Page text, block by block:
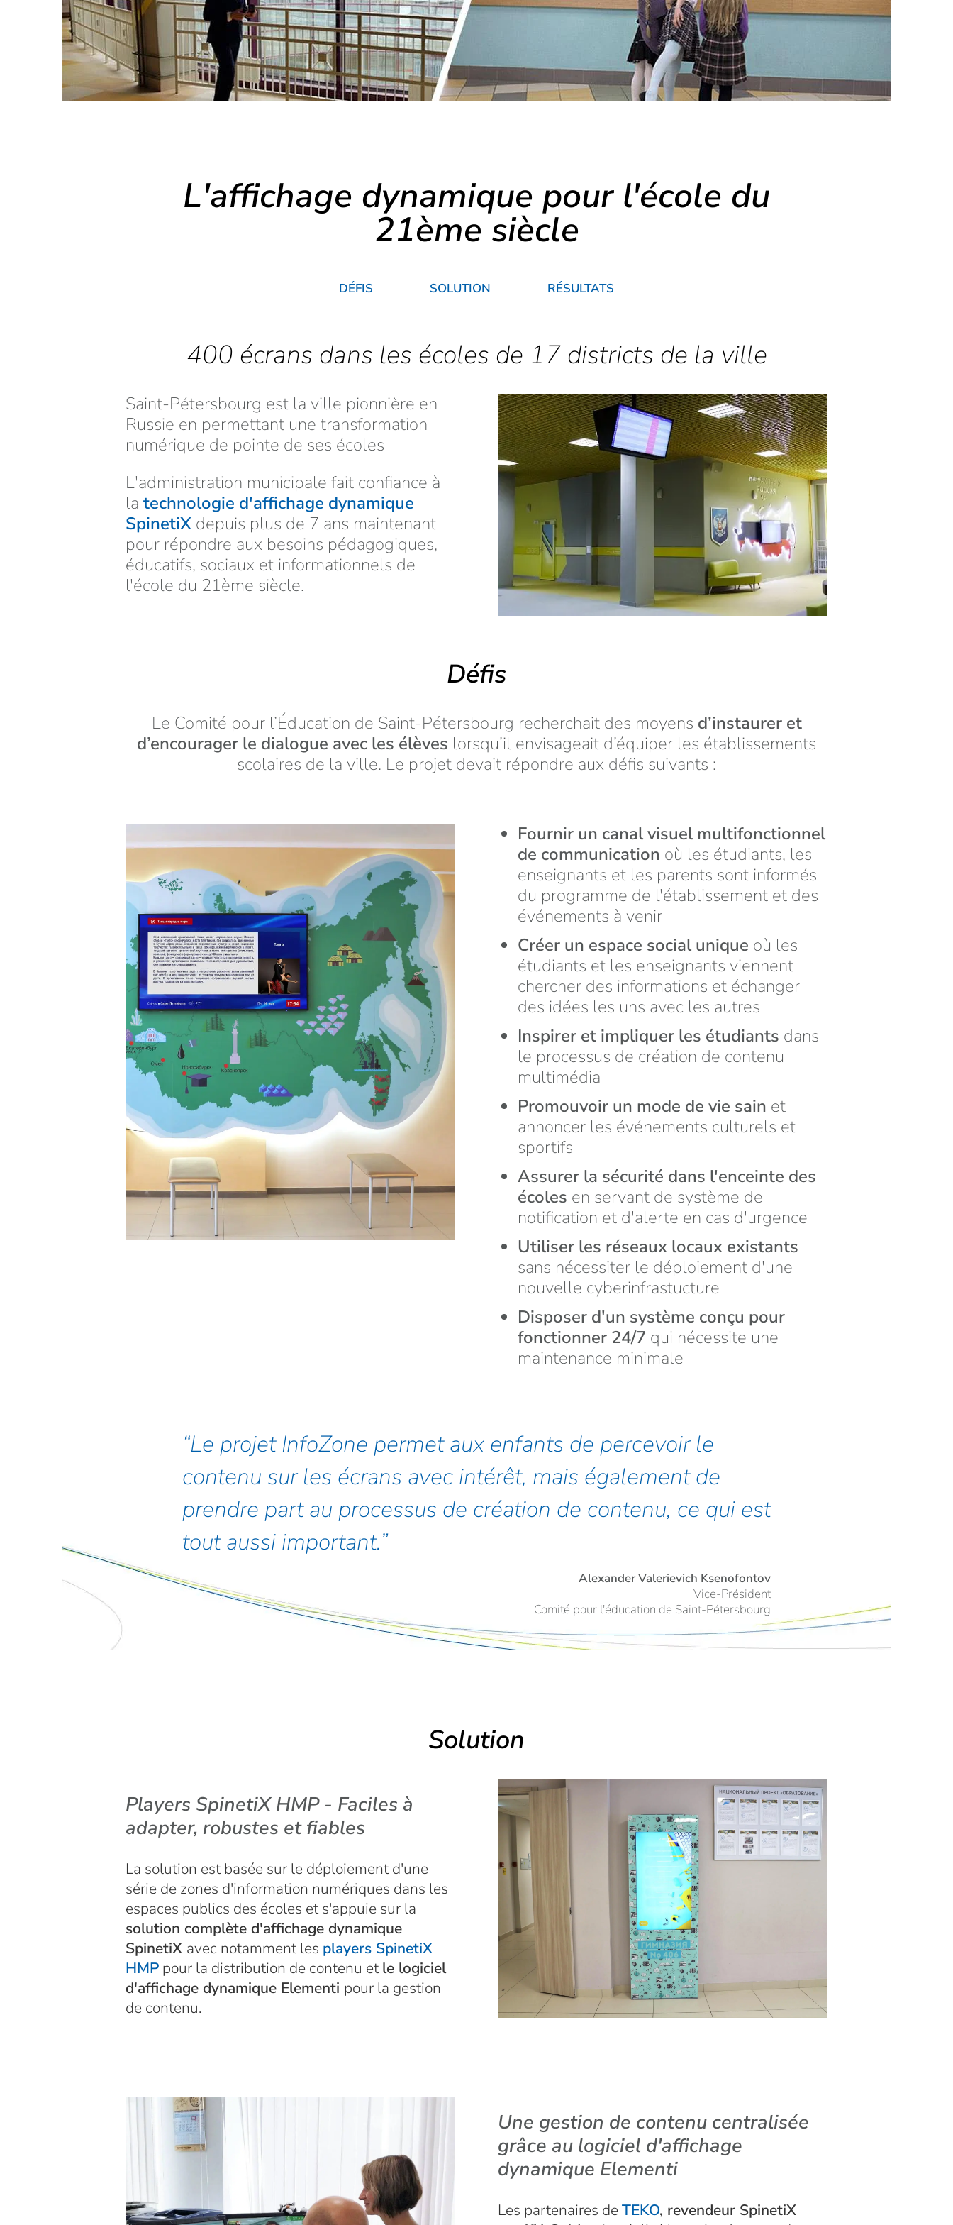
L'affichage dynamique pour l'école du
21ème siècle
DÉFIS SOLUTION RÉSULTATS
400 écrans dans les écoles de 17 districts de la ville
Saint-Pétersbourg est la ville pionnière en
Russie en permettant une transformation
numérique de pointe de ses écoles
L'administration municipale fait confiance à
la technologie d'affichage dynamique
SpinetiX depuis plus de 7 ans maintenant
pour répondre aux besoins pédagogiques,
éducatifs, sociaux et informationnels de
l'école du 21ème siècle.
Défis
Le Comité pour l’Éducation de Saint-Pétersbourg recherchait des moyens d’instaurer et
d’encourager le dialogue avec les élèves lorsqu’il envisageait d’équiper les établissements
scolaires de la ville. Le projet devait répondre aux défis suivants :
Fournir un canal visuel multifonctionnel
de communication où les étudiants, les
enseignants et les parents sont informés
du programme de l'établissement et des
événements à venir
Créer un espace social unique où les
étudiants et les enseignants viennent
chercher des informations et échanger
des idées les uns avec les autres
Inspirer et impliquer les étudiants dans
le processus de création de contenu
multimédia
Promouvoir un mode de vie sain et
annoncer les événements culturels et
sportifs
Assurer la sécurité dans l'enceinte des
écoles en servant de système de
notification et d'alerte en cas d'urgence
Utiliser les réseaux locaux existants
sans nécessiter le déploiement d'une
nouvelle cyberinfrastucture
Disposer d'un système conçu pour
fonctionner 24/7 qui nécessite une
maintenance minimale
Le projet InfoZone permet aux enfants de percevoir le
contenu sur les écrans avec intérêt, mais également de
prendre part au processus de création de contenu, ce qui est
tout aussi important.
Alexander Valerievich Ksenofontov
Vice-Président
Comité pour l'éducation de Saint-Pétersbourg
Solution
Players SpinetiX HMP - Faciles à
adapter, robustes et fiables
La solution est basée sur le déploiement d'une
série de zones d'information numériques dans les
espaces publics des écoles et s'appuie sur la
solution complète d'affichage dynamique
SpinetiX avec notamment les players SpinetiX
HMP pour la distribution de contenu et le logiciel
d'affichage dynamique Elementi pour la gestion
de contenu.
Une gestion de contenu centralisée
grâce au logiciel d'affichage
dynamique Elementi
Les partenaires deTEKO, revendeur SpinetiX